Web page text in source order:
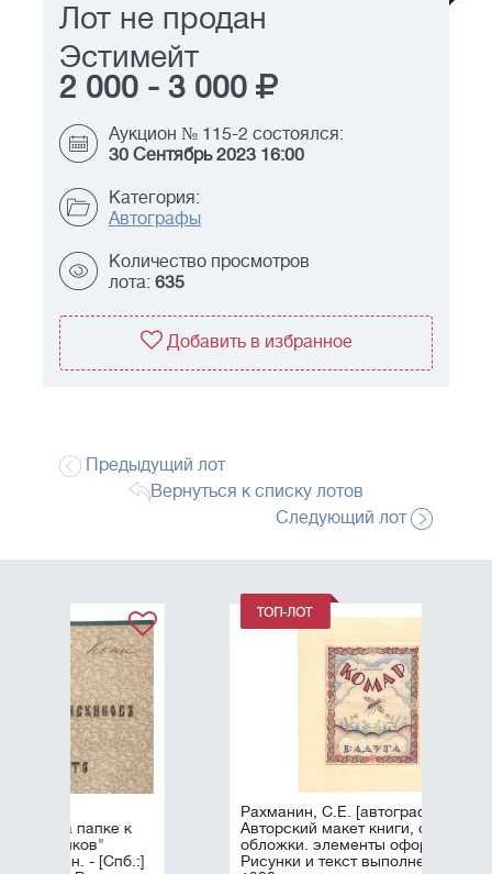
Лот не продан
Эстимейт
2 000 - 3 000
Аукцион № 115-2 состоялся:
30 Сентябрь 2023 16:00
Категория:
Автографы
Количество просмотров
лота: 635
Добавить в избранное
Предыдущий лот
Вернуться к списку лотов
Следующий лот
Рахманин, С.Е. [автограф] Комар.
Авторский макет книги, оригинал
обложки. элементы оформления.
Рисунки и текст выполнен вручную.